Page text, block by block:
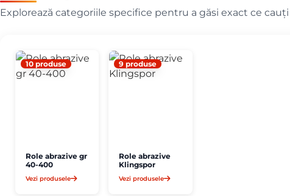
Explorează categoriile specifice pentru a găsi exact ce cauți
10 produse
Role abrazive gr
40-400
Vezi produsele
9 produse
Role abrazive
Klingspor
Vezi produsele